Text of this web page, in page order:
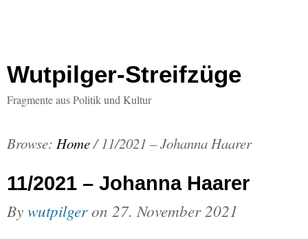
Wutpilger-Streifzüge
Fragmente aus Politik und Kultur
Browse: Home/ 11/2021 – Johanna Haarer
11/2021 – Johanna Haarer
Bywutpilgeron 27. November 2021